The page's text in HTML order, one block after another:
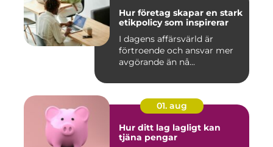
Hur företag skapar en stark
etikpolicy som inspirerar
I dagens affärsvärld är
förtroende och ansvar mer
avgörande än nå...
01. aug
Hur ditt lag lagligt kan
tjäna pengar